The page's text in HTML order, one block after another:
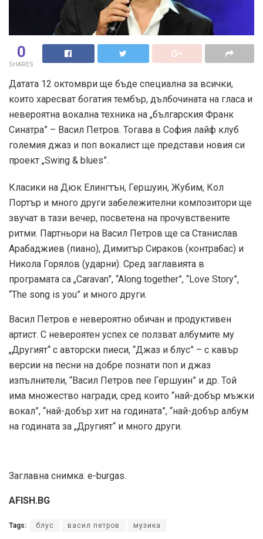
0
SHARES
Датата 12 октомври ще бъде специална за всички,
които харесват богатия тембър, дълбочината на гласа и
невероятна вокална техника на „българския Франк
Синатра” – Васил Петров. Тогава в София лайф клуб
големия джаз и поп вокалист ще представи новия си
проект „Swing & blues”.
Класики на Дюк Елингтън, Гершуин, Жубим, Кол
Портър и много други забележителни композитори ще
звучат в тази вечер, посветена на прочувствените
ритми. Партньори на Васил Петров ще са Станислав
Арабаджиев (пиано), Димитър Сираков (контрабас) и
Никола Горялов (ударни). Сред заглавията в
програмата са „Caravan”, “Along together”, “Love Story”,
“The song is you” и много други.
Васил Петров е невероятно обичан и продуктивен
артист. С невероятен успех се ползват албумите му
„Другият“ с авторски пиеси, “Джаз и блус” – с кавър
версии на песни на добре познати поп и джаз
изпълнители, “Васил Петров пее Гершуин” и др. Той
има множество награди, сред които “най-добър мъжки
вокал”, “най-добър хит на годината”, “най-добър албум
на годината за „Другият“ и много други.
Заглавна снимка: e-burgas.
AFISH.BG
Tags: блус васил петров музика